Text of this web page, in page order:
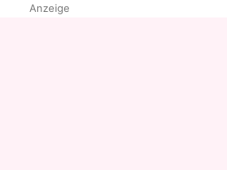
Anzeige